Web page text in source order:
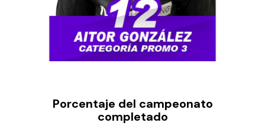
Porcentaje del campeonato
completado